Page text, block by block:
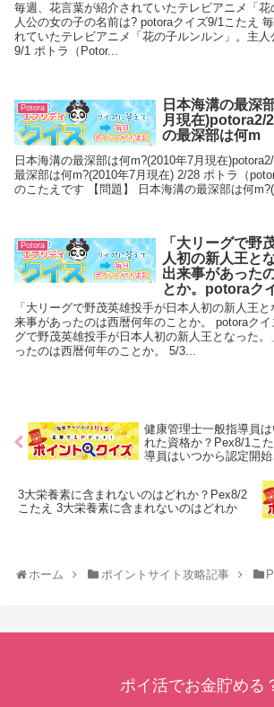
毎週、花言葉が紹介されていたテレビアニメ「
人公の女の子の名前は? potoraクイズ9/1こたえ
れていたテレビアニメ「花の子ルンルン」。主
9/1 ポトラ（Potor...
Potora
日本海溝の最深
月現在)potora2/
の最深部は何m
日本海溝の最深部は何m?(2010年7月現在
最深部は何m?(2010年7月現在) 2/28 ポトラ（
のこたえです 【問題】 日本海溝の最深部は何
Potora
「大リーグで野
人初の新人王と
出来事があった
とか。potoraク
「大リーグで野茂英雄投手が日本人初の新人王
来事があったのは西暦何年のことか。 potoraク
グで野茂英雄投手が日本人初の新人王となった
ったのは西暦何年のことか。 5/3...
健康管理士一般指導員
れた資格か？Pex8/1こ
導員はいつから認定開
3大栄養素に含まれないのはどれか？Pex8/2
こたえ 3大栄養素に含まれないのはどれか
ホーム ポイントサイト攻略記事
ポイ活でお金貯める